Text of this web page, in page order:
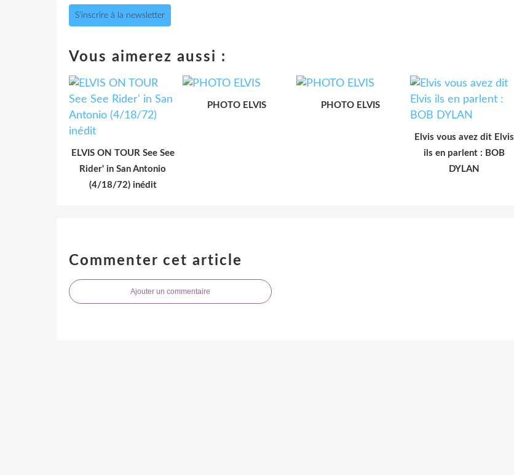
S'inscrire à la newsletter
Vous aimerez aussi :
ELVIS ON TOUR See See
Rider' in San Antonio
(4/18/72) inédit
PHOTO ELVIS PHOTO ELVIS
Elvis vous avez dit Elvis
ils en parlent : BOB
DYLAN
Commenter cet article
Ajouter un commentaire